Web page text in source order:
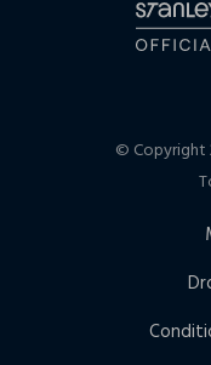
© Copyright